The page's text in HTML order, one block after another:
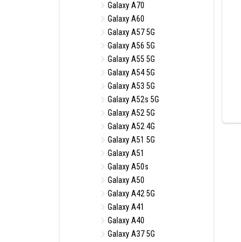
Galaxy A70
Galaxy A60
Galaxy A57 5G
Galaxy A56 5G
Galaxy A55 5G
Galaxy A54 5G
Galaxy A53 5G
Galaxy A52s 5G
Galaxy A52 5G
Galaxy A52 4G
Galaxy A51 5G
Galaxy A51
Galaxy A50s
Galaxy A50
Galaxy A42 5G
Galaxy A41
Galaxy A40
Galaxy A37 5G